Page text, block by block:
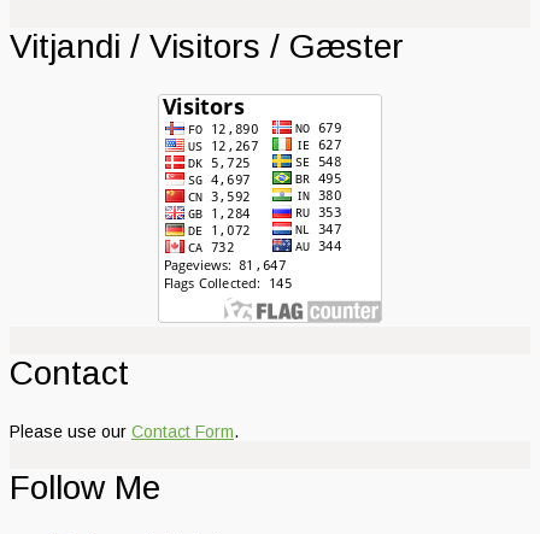
Vitjandi / Visitors / Gæster
Contact
Please use our Contact Form.
Follow Me